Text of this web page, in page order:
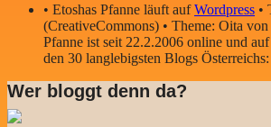
• Etoshas Pfanne läuft aufWordpress •
(CreativeCommons) • Theme: Oita von
Pfanne ist seit 22.2.2006 online und auf
den 30 langlebigsten Blogs Österreichs:
Wer bloggt denn da?